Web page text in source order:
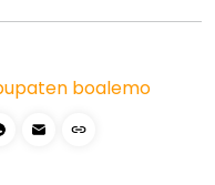
boalemo